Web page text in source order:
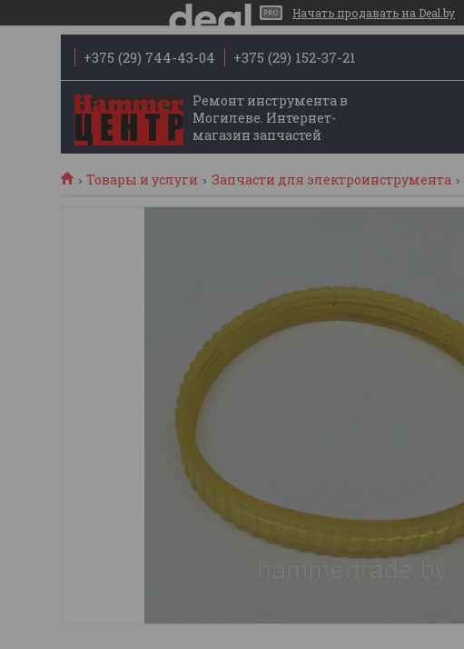
Начать продавать на Deal.by
+375 (29) 744-43-04 +375 (29) 152-37-21
Ремонт инструмента в
Могилеве. Интернет-
магазин запчастей
Товары и услуги Запчасти для электроинструмента